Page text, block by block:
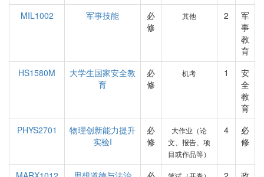
MIL1002
军事技能
必
修
其他 2
军
事
教
育
HS1580M
大学生国家安全教
育
必
修
机考 1
安
全
教
育
PHYS2701
物理创新能力提升
实验I
必
修
大作业（论
文、报告、项
目或作品等）
4
必
修